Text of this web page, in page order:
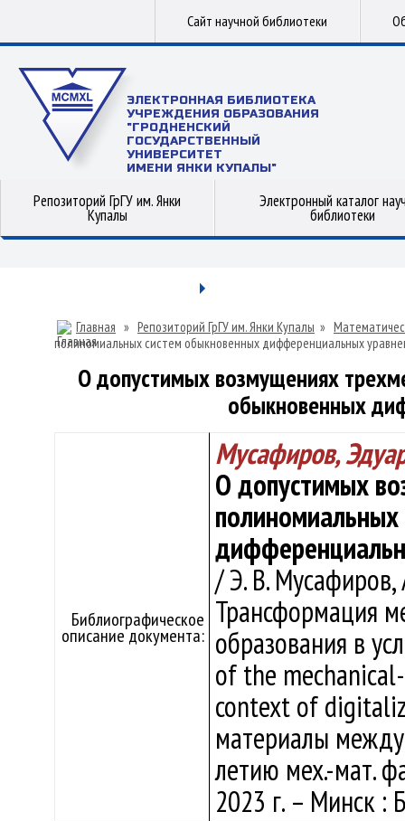
Сайт научной библиотеки
ЭЛЕКТРОННАЯ БИБЛИОТЕКА
УЧРЕЖДЕНИЯ ОБРАЗОВАНИЯ
"ГРОДНЕНСКИЙ
ГОСУДАРСТВЕННЫЙ
УНИВЕРСИТЕТ
ИМЕНИ ЯНКИ КУПАЛЫ"
Репозиторий ГрГУ им. Янки
Купалы
Электронный каталог
библиотеки
Главная » Репозиторий ГрГУ им. Янки Купалы »
полиномиальных систем обыкновенных дифференциальных
О допустимых возмущениях
обыкновенных
Библиографическое
описание документа:
Мусафиров,
О допустимых
/ Э. В. Мусафиров,
Трансформация
образования в
of the
context of
материалы
летию мех.-мат.
2023 г. – Минск :